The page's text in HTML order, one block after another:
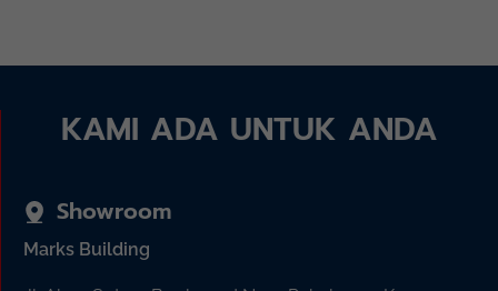
KAMI ADA UNTUK ANDA
Showroom
Marks Building